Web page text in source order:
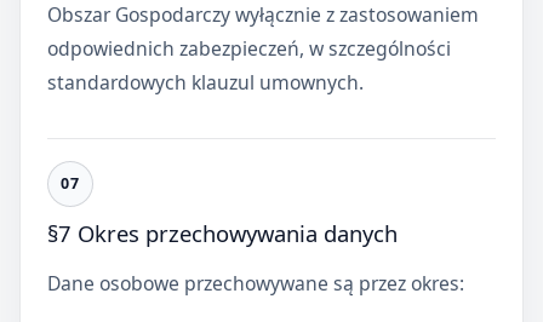
Obszar Gospodarczy wyłącznie z zastosowaniem
odpowiednich zabezpieczeń, w szczególności
standardowych klauzul umownych.
§7 Okres przechowywania danych
Dane osobowe przechowywane są przez okres: